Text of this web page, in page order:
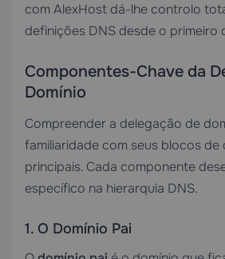
com AlexHost dá-lhe controlo
definições DNS desde o primeiro
Componentes-Chave da
Domínio
Compreender a delegação de
familiaridade com seus blocos
principais. Cada componente
específico na hierarquia DNS.
1. O Domínio Pai